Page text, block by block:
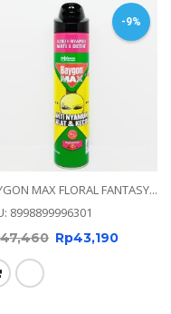
-9%
MAX FLORAL FANTASY...
8998899996301
47,460 Rp43,190